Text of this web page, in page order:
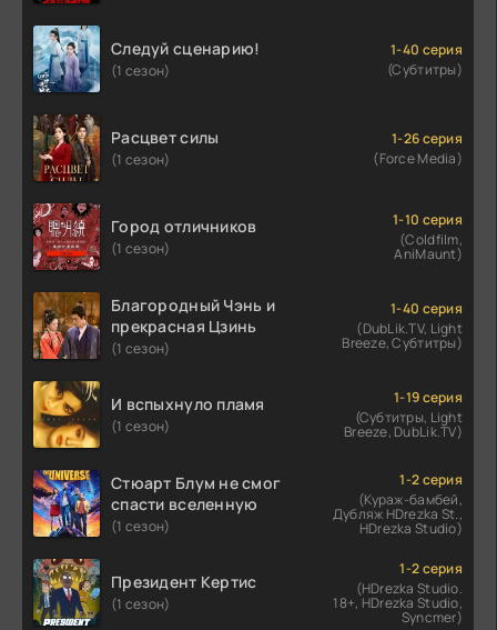
Следуй сценарию!
(1 сезон)
1-40 серия
(Субтитры)
Расцвет силы
(1 сезон)
1-26 серия
(Force Media)
Город отличников
(1 сезон)
1-10 серия
(Coldfilm,
AniMaunt)
Благородный Чэнь и
прекрасная Цзинь
(1 сезон)
1-40 серия
(DubLik.TV, Light
Breeze, Субтитры)
И вспыхнуло пламя
(1 сезон)
1-19 серия
(Субтитры, Light
Breeze, DubLik.TV)
Стюарт Блум не смог
спасти вселенную
(1 сезон)
1-2 серия
(Кураж-бамбей,
Дубляж HDrezka St.,
HDrezka Studio)
Президент Кертис
(1 сезон)
1-2 серия
(HDrezka Studio.
18+, HDrezka Studio,
Syncmer)